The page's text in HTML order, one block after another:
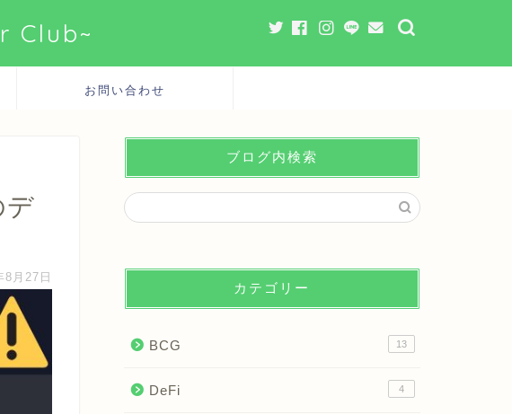
Club~
お問い合わせ
デ
8月27日
ブログ内検索
カテゴリー
BCG 13
DeFi 4